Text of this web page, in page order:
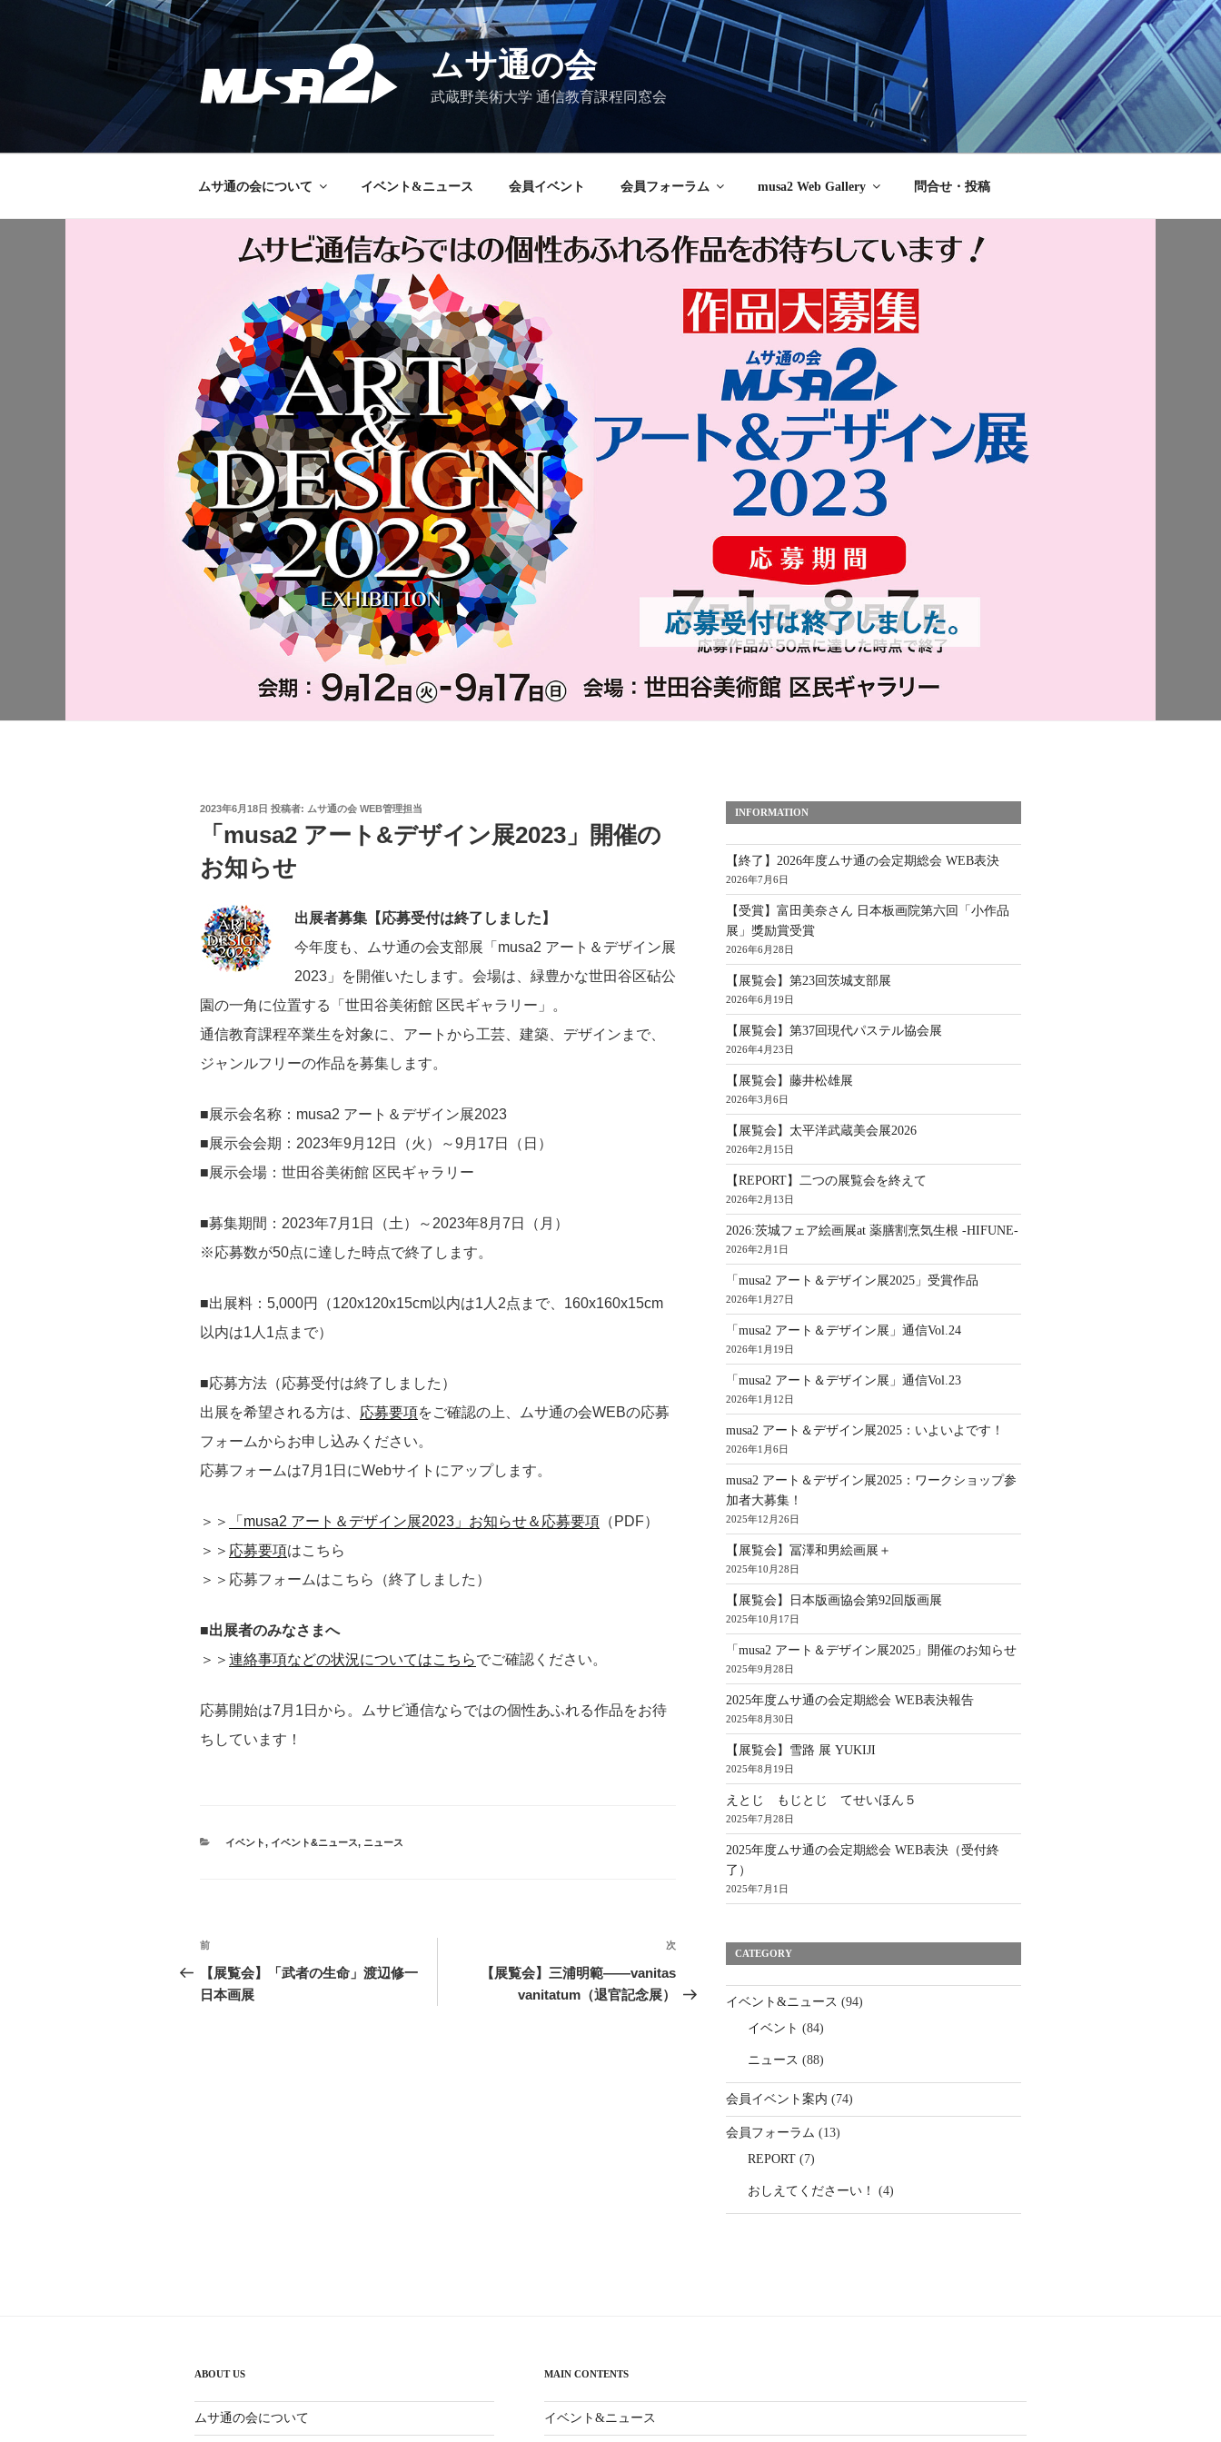
ムサ通の会
武蔵野美術大学 通信教育課程同窓会
ムサ通の会について イベント&ニュース 会員イベント 会員フォーラム musa2 Web Gallery 問合せ・投稿
投
2023年6月18日 投稿者: ムサ通の会 WEB管理担当
「musa2 アート&デザイン展2023」開催の
お知らせ
出展者募集【応募受付は終了しました】
今年度も、ムサ通の会支部展「musa2 アート＆デザイン展
2023」を開催いたします。会場は、緑豊かな世田谷区砧公
園の一角に位置する「世田谷美術館 区民ギャラリー」。
通信教育課程卒業生を対象に、アートから工芸、建築、デザインまで、
ジャンルフリーの作品を募集します。
■展示会名称：musa2 アート＆デザイン展2023
■展示会会期：2023年9月12日（火）～9月17日（日）
■展示会場：世田谷美術館 区民ギャラリー
■募集期間：2023年7月1日（土）～2023年8月7日（月）
※応募数が50点に達した時点で終了します。
■出展料：5,000円（120x120x15cm以内は1人2点まで、160x160x15cm
以内は1人1点まで）
■応募方法（応募受付は終了しました）
出展を希望される方は、 応募要項をご確認の上、ムサ通の会WEBの応募
フォームからお申し込みください。
応募フォームは7月1日にWebサイトにアップします。
＞＞ 「musa2 アート＆デザイン展2023」お知らせ＆応募要項 （PDF）
＞＞ 応募要項はこちら
＞＞応募フォームはこちら（終了しました）
■出展者のみなさまへ
＞＞ 連絡事項などの状況についてはこちらでご確認ください。
応募開始は7月1日から。ムサビ通信ならではの個性あふれる作品をお待
ちしています！
カ
イベント, イベント&ニュース, ニュース
投
稿
ナ
過
去
の
前
【展覧会】「武者の生命」渡辺修一
日本画展
投
次
【展覧会】三浦明範——vanitas
vanitatum（退官記念展）
INFORMATION
【終了】2026年度ムサ通の会定期総会 WEB表決
2026年7月6日
【受賞】富田美奈さん 日本板画院第六回「小作品
展」獎励賞受賞
2026年6月28日
【展覧会】第23回茨城支部展
2026年6月19日
【展覧会】第37回現代パステル協会展
2026年4月23日
【展覧会】藤井松雄展
2026年3月6日
【展覧会】太平洋武蔵美会展2026
2026年2月15日
【REPORT】二つの展覧会を終えて
2026年2月13日
2026:茨城フェア絵画展at 薬膳割烹気生根 -HIFUNE-
2026年2月1日
「musa2 アート＆デザイン展2025」受賞作品
2026年1月27日
「musa2 アート＆デザイン展」通信Vol.24
2026年1月19日
「musa2 アート＆デザイン展」通信Vol.23
2026年1月12日
musa2 アート＆デザイン展2025：いよいよです！
2026年1月6日
musa2 アート＆デザイン展2025：ワークショップ参
加者大募集！
2025年12月26日
【展覧会】冨澤和男絵画展＋
2025年10月28日
【展覧会】日本版画協会第92回版画展
2025年10月17日
「musa2 アート＆デザイン展2025」開催のお知らせ
2025年9月28日
2025年度ムサ通の会定期総会 WEB表決報告
2025年8月30日
【展覧会】雪路 展 YUKIJI
2025年8月19日
えとじ もじとじ てせいほん５
2025年7月28日
2025年度ムサ通の会定期総会 WEB表決（受付終
了）
2025年7月1日
CATEGORY
イベント&ニュース (94)
イベント (84)
ニュース (88)
会員イベント案内 (74)
会員フォーラム (13)
REPORT(7)
おしえてくださーい！ (4)
ABOUT US
ムサ通の会について
MAIN CONTENTS
イベント&ニュース